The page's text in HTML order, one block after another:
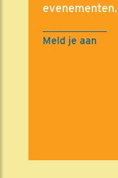
evenementen.
Meld je aan